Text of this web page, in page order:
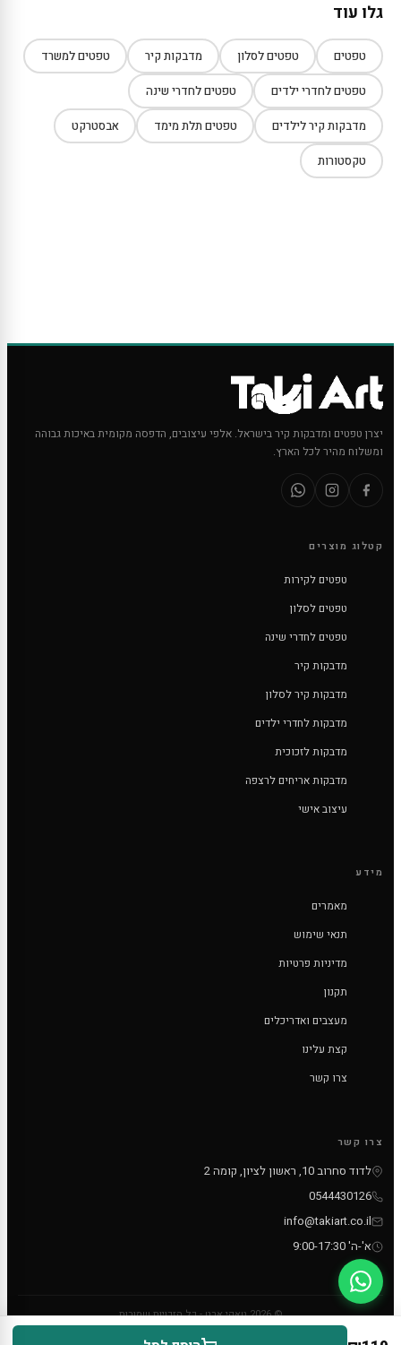
גלו עוד
טפטים טפטים לסלון מדבקות קיר טפטים למשרד
טפטים לחדרי ילדים טפטים לחדרי שינה
מדבקות קיר לילדים טפטים תלת מימד אבסטרקט
טקסטורות
יצרן טפטים ומדבקות קיר בישראל. אלפי עיצובים, הדפסה מקומית באיכות גבוהה
ומשלוח מהיר לכל הארץ.
קטלוג מוצרים
טפטים לקירות
טפטים לסלון
טפטים לחדרי שינה
מדבקות קיר
מדבקות קיר לסלון
מדבקות לחדרי ילדים
מדבקות לזכוכית
מדבקות אריחים לרצפה
עיצוב אישי
מידע
מאמרים
תנאי שימוש
מדיניות פרטיות
תקנון
מעצבים ואדריכלים
קצת עלינו
צרו קשר
צרו קשר
לדוד סחרוב 10, ראשון לציון, קומה 2
0544430126
info@takiart.co.il
א'-ה' 9:00-17:30
© 2026 טאקי ארט - כל הזכויות שמורות